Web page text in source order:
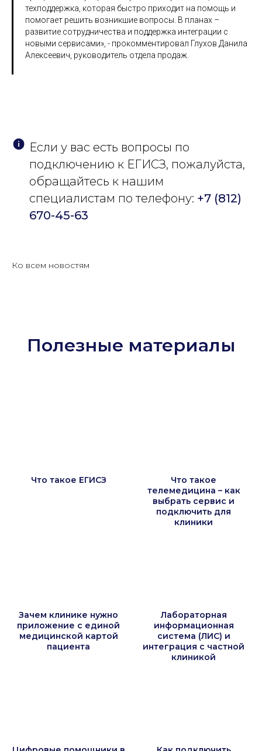
техподдержка, которая быстро приходит на помощь и
помогает решить возникшие вопросы. В планах –
развитие сотрудничества и поддержка интеграции с
новыми сервисами», - прокомментировал Глухов Данила
Алексеевич, руководитель отдела продаж.
Если у вас есть вопросы по
подключению к ЕГИСЗ, пожалуйста,
обращайтесь к нашим
специалистам по телефону: +7 (812)
670-45-63
Ко всем новостям
Полезные материалы
Что такое ЕГИСЗ
Что такое
телемедицина – как
выбрать сервис и
подключить для
клиники
Зачем клинике нужно
приложение с единой
медицинской картой
пациента
Лабораторная
информационная
система (ЛИС) и
интеграция с частной
клиникой